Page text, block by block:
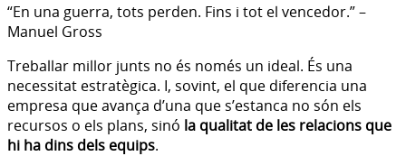
“En una guerra, tots perden. Fins i tot el vencedor.” –
Manuel Gross
Treballar millor junts no és només un ideal. És una
necessitat estratègica. I, sovint, el que diferencia una
empresa que avança d’una que s’estanca no són els
recursos o els plans, sinó la qualitat de les relacions que
hi ha dins dels equips.